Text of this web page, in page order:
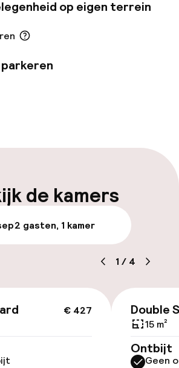
op eigen terrein
medewerkers
op eigen terrein
de kamers
2 gasten, 1 kamer
1 / 4
€ 427 Double
15 m²
Ontbijt
Geen